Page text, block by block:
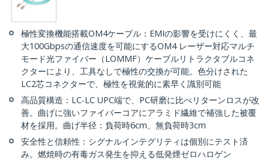
極性変換機能搭載OM4ケーブル：EMIの影響を受けにくく、最
大100Gbpsの通信速度を可能にするOM4 レーザー対応マルチ
モード光ファイバー（LOMMF）ケーブルリトラクタブルコネ
クターにより、工具なしで極性の交換が可能。色分けされた
LC2芯コネクターで、極性を視覚的に素早く識別可能
高品質構造：LC-LC UPC端で、PC研磨に比べリターンロスが改
善。曲げに強いファイバーコアにアラミド繊維で補強した被覆
材を採用。曲げ半径：負荷時6cm、無負荷時3cm
安全性と信頼性：シグナルインテグリティは個別にテスト済
み。燃焼時の有毒ガス発生を抑える低発煙ゼロハロゲン